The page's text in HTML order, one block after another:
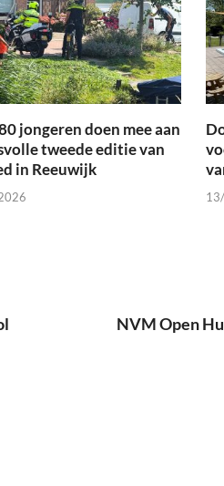
jongeren doen mee aan
tweede editie van
in Reeuwijk
NVM Open